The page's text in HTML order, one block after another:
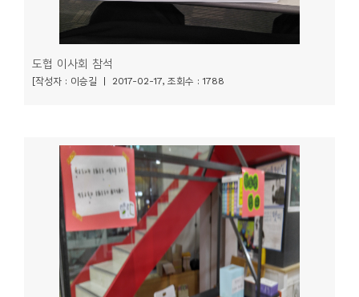
도협 이사회 참석
[작성자 : 이승길 | 2017-02-17, 조회수 : 1788